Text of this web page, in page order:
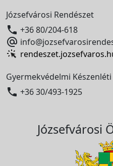
Józsefvárosi Rendészet
 +36 80/204-618

Gyermekvédelmi
 +36 30/493-1925
Józsefvárosi